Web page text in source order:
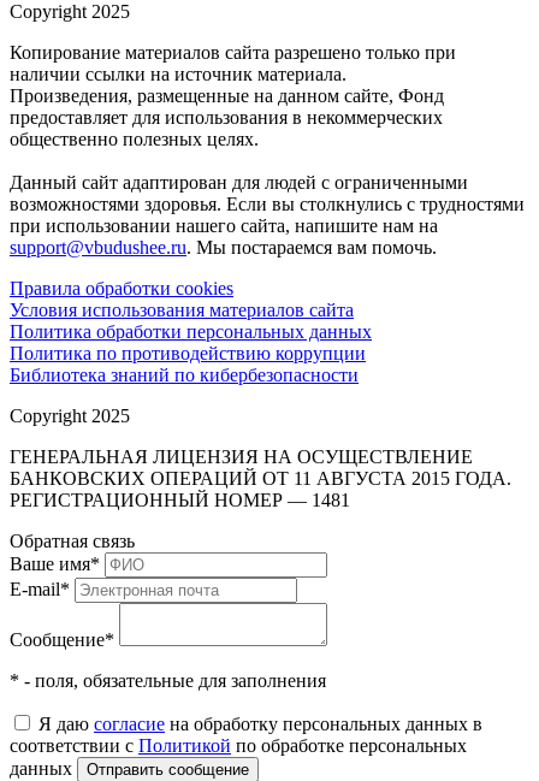
Copyright 2025
Копирование материалов сайта разрешено только при
наличии ссылки на источник материала.
Произведения, размещенные на данном сайте, Фонд
предоставляет для использования в некоммерческих
общественно полезных целях.
Данный сайт адаптирован для людей с ограниченными
возможностями здоровья. Если вы столкнулись с трудностями
при использовании нашего сайта, напишите нам на
support@vbudushee.ru. Мы постараемся вам помочь.
Правила обработки cookies
Условия использования материалов сайта
Политика обработки персональных данных
Политика по противодействию коррупции
Библиотека знаний по кибербезопасности
Copyright 2025
ГЕНЕРАЛЬНАЯ ЛИЦЕНЗИЯ НА ОСУЩЕСТВЛЕНИЕ
БАНКОВСКИХ ОПЕРАЦИЙ ОТ 11 АВГУСТА 2015 ГОДА.
РЕГИСТРАЦИОННЫЙ НОМЕР — 1481
Обратная связь
Ваше имя*
E-mail*
Сообщение*
* - поля, обязательные для заполнения
Я даю согласие на обработку персональных данных в
соответствии с Политикой по обработке персональных
данных
Отправить сообщение